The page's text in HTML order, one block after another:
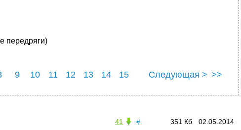
передряги)
9 10 11 12 13 14
15
Следующая > >>
# 02.05.2014
351 Кб
41